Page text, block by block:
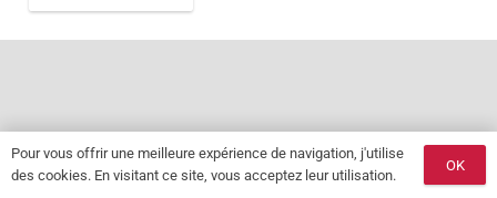
Pour vous offrir une meilleure expérience de navigation, j'utilise
des cookies. En visitant ce site, vous acceptez leur utilisation.
OK